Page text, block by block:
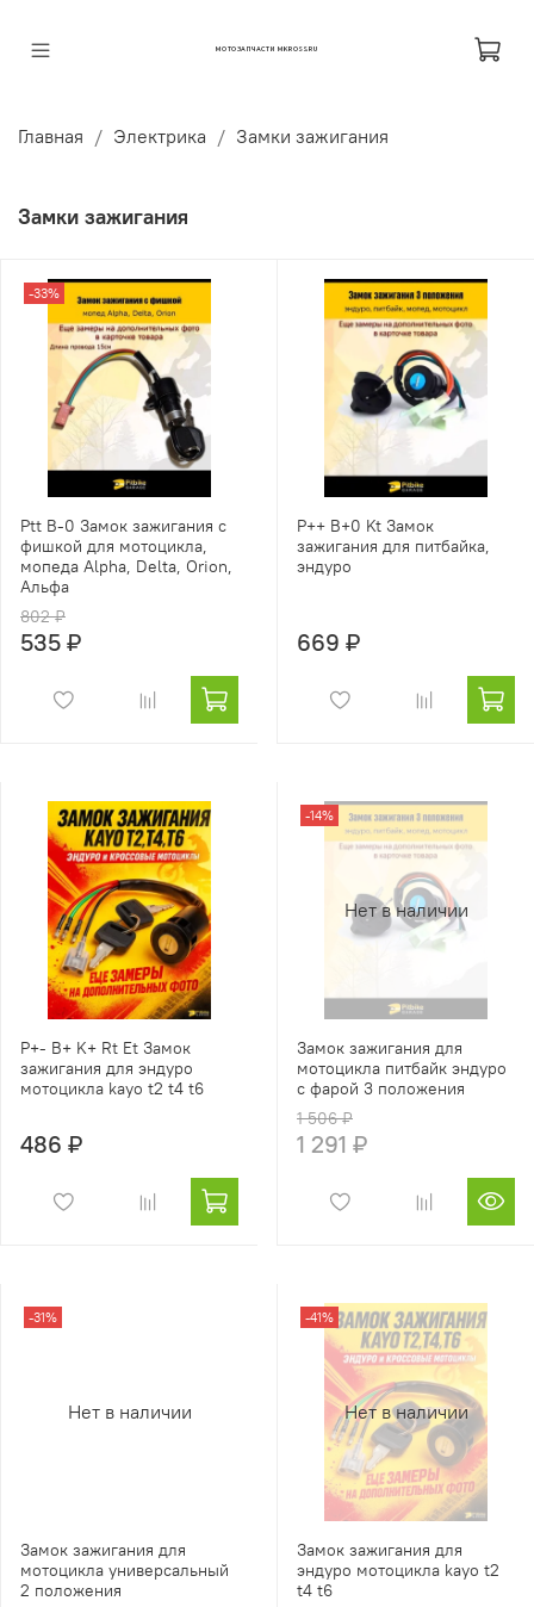
МОТОЗАПЧАСТИ MKROSS.RU
Главная Электрика Замки зажигания
Замки зажигания
-33%
Ptt B-0 Замок зажигания с
фишкой для мотоцикла,
мопеда Alpha, Delta, Orion,
Альфа
802 ₽
535 ₽
P++ B+0 Kt Замок
зажигания для питбайка,
эндуро
669 ₽
P+- B+ K+ Rt Et Замок
зажигания для эндуро
мотоцикла kayo t2 t4 t6
486 ₽
Нет в наличии
-14%
Замок зажигания для
мотоцикла питбайк эндуро
с фарой 3 положения
1 506 ₽
1 291 ₽
Нет в наличии
-31%
Замок зажигания для
мотоцикла универсальный
2 положения
Нет в наличии
-41%
Замок зажигания для
эндуро мотоцикла kayo t2
t4 t6